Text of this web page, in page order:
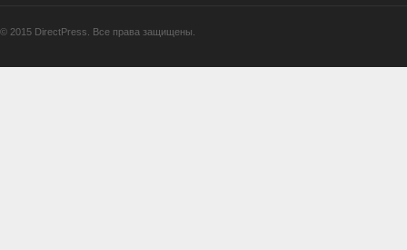
© 2015 DirectPress. Все права защищены.